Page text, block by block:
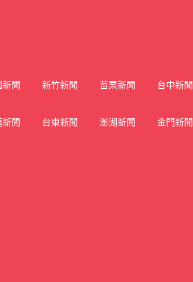
聞 新竹新聞 苗栗新聞 台中新聞
聞 台東新聞 澎湖新聞 金門新聞